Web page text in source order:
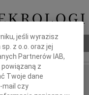
jeśli wyrazisz
z o.o. oraz jej
Partnerów IAB,
powiązaną z
Twoje dane
mail czy